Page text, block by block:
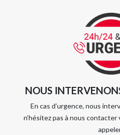
NOUS
En cas d’urgence, nous
n’hésitez pas à nous contacter